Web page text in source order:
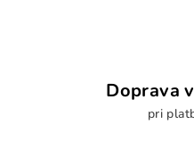
Doprava
pri